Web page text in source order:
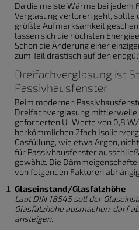
Da die meiste Wärme bei jedem
Verglasung verloren geht, sollte
größte Aufmerksamkeit
lassen sich die höchsten
Schon die Änderung einer
zum Teil drastisch auf den
Dreifachverglasung ist
Passivhausfenster
Beim modernen
Dreifachverglasung mittlerweile
geforderten U-Werte von 0,8
herkömmlichen 2fach
Gasfüllung, wie etwa Argon,
für Passivhausfenster
gewählt. Die
von folgenden Faktoren
Glaseinstand/Glasfalzhöhe
Laut DIN 18545 soll der
Glasfalzhöhe ausmachen, darf
ansteigen.